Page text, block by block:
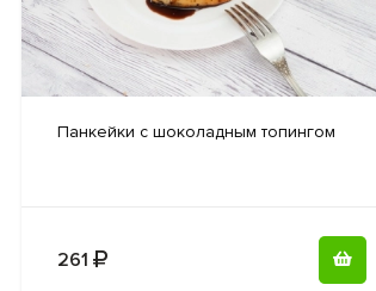
Панкейки с шоколадным топингом
261